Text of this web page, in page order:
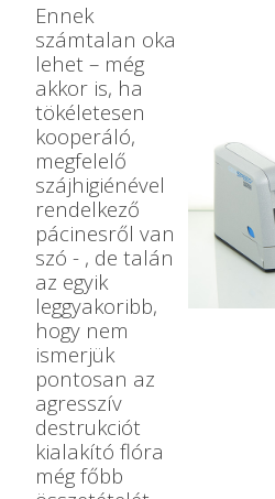
Ennek
számtalan oka
lehet – még
akkor is, ha
tökéletesen
kooperáló,
megfelelő
szájhigiénével
rendelkező
pácinesről van
szó - , de talán
az egyik
leggyakoribb,
hogy nem
ismerjük
pontosan az
agresszív
destrukciót
kialakító flóra
még főbb